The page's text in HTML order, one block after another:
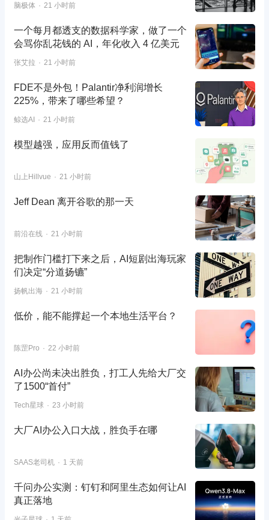
脑极体 21 小时前
一个每月都透支的数据科学家，做了一个
会骂你乱花钱的 AI，年化收入 4 亿美元
张艾拉 21 小时前
FDE不是外包！Palantir净利润增长
225%，带来了哪些希望？
鲸选AI 21 小时前
模型越强，应用反而值钱了
山上Hillvue 21 小时前
Jeff Dean 离开谷歌的那一天
前沿在线 21 小时前
把制作门槛打下来之后，AI短剧出海玩家
们决定“分道扬镳”
扬帆出海 21 小时前
低价，能不能撑起一个本地生活平台？
陈罡Pro 22 小时前
AI办公尚未决出胜负，打工人先给大厂交
了1500“首付”
Tech星球 23 小时前
大厂AI办公入口大战，胜负手在哪
SAAS老司机 1 天前
千问办公实测：钉钉和阿里生态如何让AI
真正落地